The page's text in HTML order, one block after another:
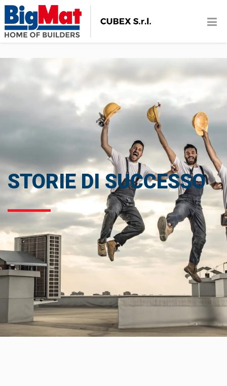
STORIE DI SUCCESSO